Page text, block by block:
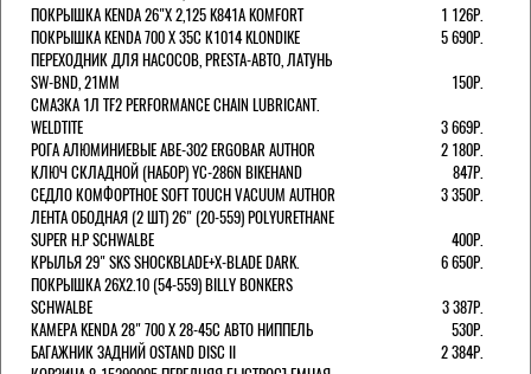
ПОКРЫШКА KENDA 26"Х 2,125 K841A KOMFORT
1 126Р.
ПОКРЫШКА KENDA 700 Х 35С К1014 KLONDIKE
5 690Р.
ПЕРЕХОДНИК ДЛЯ НАСОСОВ, PRESTA-АВТО, ЛАТУНЬ
SW-BND, 21ММ
150Р.
СМАЗКА 1Л TF2 PERFORMANCE CHAIN LUBRICANT.
WELDTITE
3 669Р.
РОГА АЛЮМИНИЕВЫЕ ABE-302 ERGOBAR AUTHOR
2 180Р.
КЛЮЧ СКЛАДНОЙ (НАБОР) YC-286N BIKEHAND
847Р.
СЕДЛО КОМФОРТНОЕ SOFT TOUCH VACUUM AUTHOR
3 350Р.
ЛЕНТА ОБОДНАЯ (2 ШТ) 26" (20-559) POLYURETHANE
SUPER H.P SCHWALBE
400Р.
КРЫЛЬЯ 29" SKS SHOCKBLADE+X-BLADE DARK.
6 650Р.
ПОКРЫШКА 26X2.10 (54-559) BILLY BONKERS
SCHWALBE
3 387Р.
КАМЕРА KENDA 28" 700 Х 28-45С АВТО НИППЕЛЬ
530Р.
БАГАЖНИК ЗАДНИЙ OSTAND DISC II
2 384Р.